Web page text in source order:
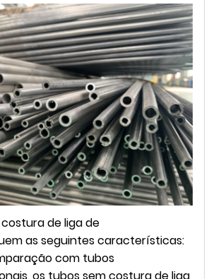
de liga de
as seguintes características:
com tubos